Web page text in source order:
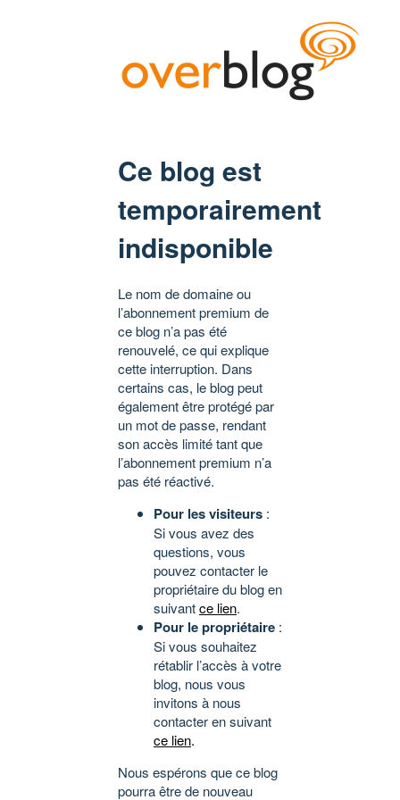
Ce blog est
temporairement
indisponible
Le nom de domaine ou
l’abonnement premium de
ce blog n’a pas été
renouvelé, ce qui explique
cette interruption. Dans
certains cas, le blog peut
également être protégé par
un mot de passe, rendant
son accès limité tant que
l’abonnement premium n’a
pas été réactivé.
Pour les visiteurs :
Si vous avez des
questions, vous
pouvez contacter le
propriétaire du blog en
suivantce lien.
Pour le propriétaire :
Si vous souhaitez
rétablir l’accès à votre
blog, nous vous
invitons à nous
contacter en suivant
ce lien.
Nous espérons que ce blog
pourra être de nouveau